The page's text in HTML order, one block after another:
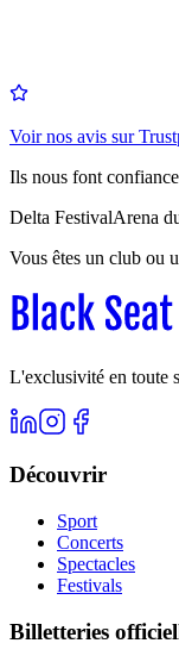
Voir nos avis sur
Ils nous font confiance
Delta FestivalArena
Vous êtes un club ou
L'exclusivité en toute
Découvrir
Sport
Concerts
Spectacles
Festivals
Billetteries